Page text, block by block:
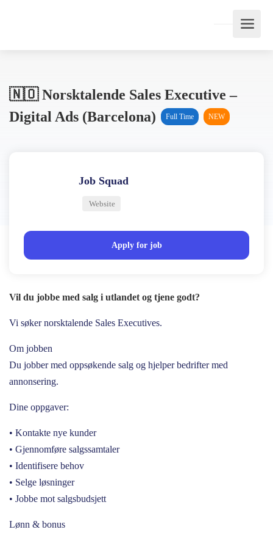
🇳🇴 Norsktalende Sales Executive –
Digital Ads (Barcelona)
Full Time NEW
Job Squad
Website
Apply for job
Vil du jobbe med salg i utlandet og tjene godt?
Vi søker norsktalende Sales Executives.
Om jobben
Du jobber med oppsøkende salg og hjelper bedrifter med
annonsering.
Dine oppgaver:
• Kontakte nye kunder
• Gjennomføre salgssamtaler
• Identifisere behov
• Selge løsninger
• Jobbe mot salgsbudsjett
Lønn & bonus